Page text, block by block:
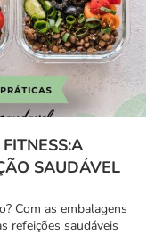
SAUDÁVEL
Com as embalagens
refeições saudáveis